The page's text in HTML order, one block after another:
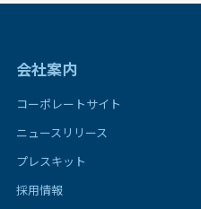
会社案内
コーポレートサイト
ニュースリリース
プレスキット
採用情報